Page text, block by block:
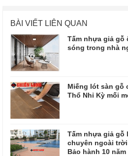
BÀI VIẾT LIÊN QUAN
Tấm nhựa giả gỗ
sóng trong nhà
Miếng lót sàn gỗ
Thổ Nhỉ Kỳ mối
Tấm nhựa giả gỗ
chuyên ngoài
Bảo hành 10 năm